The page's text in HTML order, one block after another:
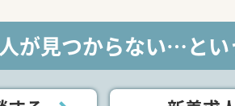
が見つからない…とい